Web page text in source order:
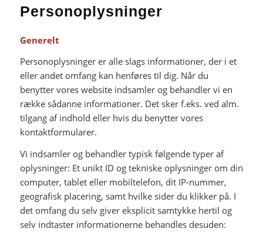
Personoplysninger
Generelt
Personoplysninger er alle slags informationer, der i et
eller andet omfang kan henføres til dig. Når du
benytter vores website indsamler og behandler vi en
række sådanne informationer. Det sker f.eks. ved alm.
tilgang af indhold eller hvis du benytter vores
kontaktformularer.
Vi indsamler og behandler typisk følgende typer af
oplysninger: Et unikt ID og tekniske oplysninger om din
computer, tablet eller mobiltelefon, dit IP-nummer,
geografisk placering, samt hvilke sider du klikker på. I
det omfang du selv giver eksplicit samtykke hertil og
selv indtaster informationerne behandles desuden: